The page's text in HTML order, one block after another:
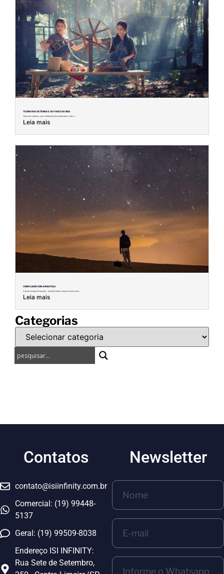
TEORIA DOS SETÊNIOS E AS FASES DA VIDA
Teoria dos setênios, uma contribuição fascinante para a vida e...
Leia mais
COMO LIDAR COM A INJUSTIÇA
O gosto amargo da injustiça… Quando éramos crianças nossos pais...
Leia mais
Categorias
Contatos
contato@isiinfinity.com.br
Comercial: (19) 99448-
5137
Geral: (19) 99509-8038
Endereço ISI INFINITY:
Rua Sete de Setembro,
Newsletter